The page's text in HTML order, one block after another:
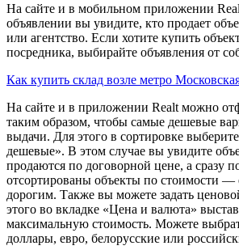
На сайте и в мобильном приложении
объявлении вы увидите, кто продает
или агентство. Если хотите купить
посредника, выбирайте объявления от
Как купить склад возле метро
На сайте и в приложении Realt можно
таким образом, чтобы самые дешевые
выдачи. Для этого в сортировке
дешевые». В этом случае вы увидите
продаются по договорной цене, а сразу
отсортированы объекты по стоимости
дорогим. Также вы можете задать
этого во вкладке «Цена и валюта»
максимальную стоимость. Можете
доллары, евро, белорусские или